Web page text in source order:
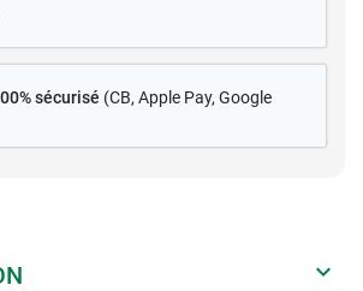
sécurisé (CB, Apple Pay, Google